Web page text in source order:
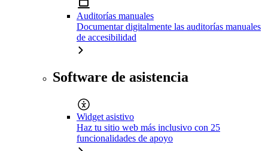
Auditorías manuales
Documentar digitalmente las auditorías manuales
de accesibilidad
Software de asistencia
Widget asistivo
Haz tu sitio web más inclusivo con 25
funcionalidades de apoyo